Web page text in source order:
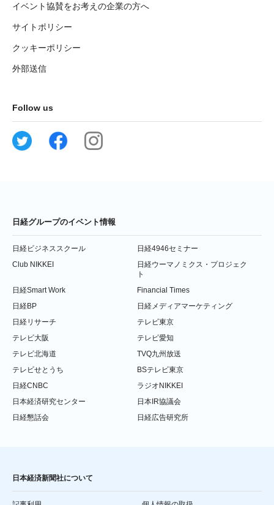
イベント協賛をお考えの企業の方へ
サイトポリシー
クッキーポリシー
外部送信
Follow us
日経グループのイベント情報
日経ビジネススクール
日経4946セミナー
Club NIKKEI
日経ウーマノミクス・プロジェク
ト
日経Smart Work
Financial Times
日経BP
日経メディアマーケティング
日経リサーチ
テレビ東京
テレビ大阪
テレビ愛知
テレビ北海道
TVQ九州放送
テレビせとうち
BSテレビ東京
日経CNBC
ラジオNIKKEI
日本経済研究センター
日本IR協議会
日経懇話会
日経広告研究所
日本経済新聞社について